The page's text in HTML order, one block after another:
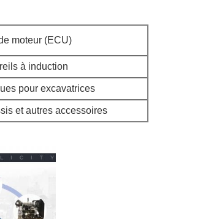
moteur (ECU)
à induction
pour excavatrices
et autres accessoires